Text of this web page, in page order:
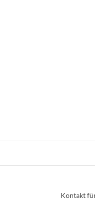
Kontakt